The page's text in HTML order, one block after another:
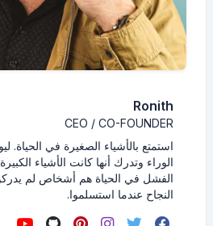
Ronith
CEO / CO-FOUNDER
استمتع بالأشياء الصغيرة في الحياة.
الوراء وتدرك أنها كانت الأشياء
الفشل في الحياة هم أشخاص لم
النجاح عندما استسلموا.